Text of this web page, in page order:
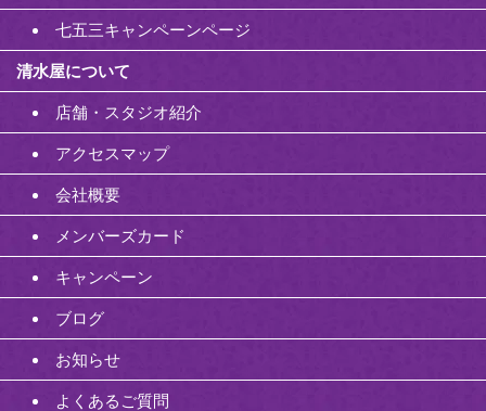
七五三キャンペーンページ
清水屋について
店舗・スタジオ紹介
アクセスマップ
会社概要
メンバーズカード
キャンペーン
ブログ
お知らせ
よくあるご質問